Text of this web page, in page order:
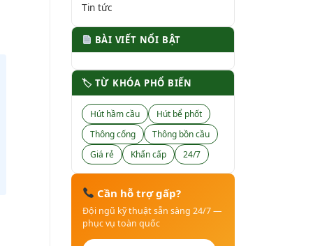
Tin tức
BÀI VIẾT NỔI BẬT
🏷 TỪ KHÓA PHỔ BIẾN
Hút hầm cầu
Hút bể phốt
Thông cống
Thông bồn cầu
Giá rẻ
Khẩn cấp 24/7
Cần hỗ trợ gấp?
Đội ngũ kỹ thuật sẵn sàng 24/7 —
phục vụ toàn quốc